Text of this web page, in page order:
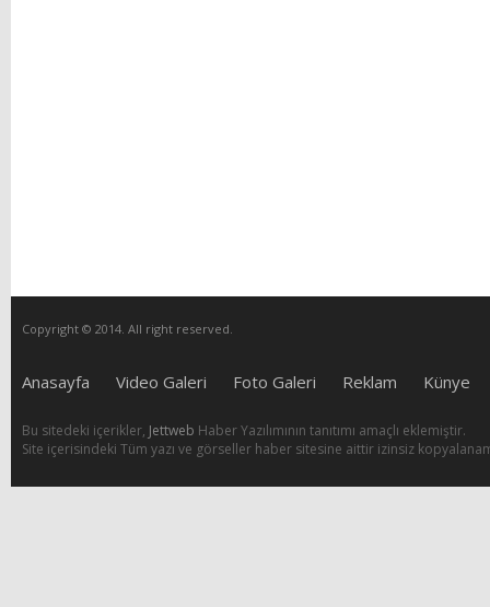
Copyright © 2014. All right reserved.
Anasayfa Video Galeri Foto Galeri Reklam Künye
Bu sitedeki içerikler, Jettweb Haber Yazılımının tanıtımı amaçlı eklemiştir.
Site içerisindeki Tüm yazı ve görseller haber sitesine aittir izinsiz